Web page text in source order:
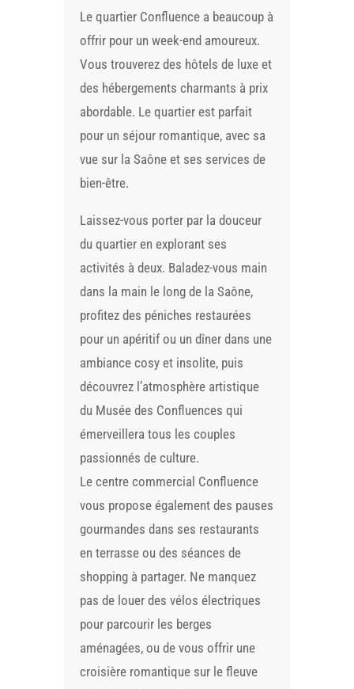
Le quartier Confluence a beaucoup à
offrir pour un week-end amoureux.
Vous trouverez des hôtels de luxe et
des hébergements charmants à prix
abordable. Le quartier est parfait
pour un séjour romantique, avec sa
vue sur la Saône et ses services de
bien-être.
Laissez-vous porter par la douceur
du quartier en explorant ses
activités à deux. Baladez-vous main
dans la main le long de la Saône,
profitez des péniches restaurées
pour un apéritif ou un dîner dans une
ambiance cosy et insolite, puis
découvrez l’atmosphère artistique
du Musée des Confluences qui
émerveillera tous les couples
passionnés de culture.
Le centre commercial Confluence
vous propose également des pauses
gourmandes dans ses restaurants
en terrasse ou des séances de
shopping à partager. Ne manquez
pas de louer des vélos électriques
pour parcourir les berges
aménagées, ou de vous offrir une
croisière romantique sur le fleuve